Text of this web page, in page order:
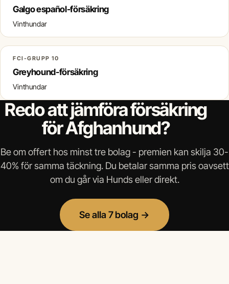
Galgo español-försäkring
Vinthundar
FCI-GRUPP 10
Greyhound-försäkring
Vinthundar
Redo att jämföra försäkring
för Afghanhund?
Be om offert hos minst tre bolag - premien kan skilja 30-
40% för samma täckning. Du betalar samma pris oavsett
om du går via Hunds eller direkt.
Se alla 7 bolag →